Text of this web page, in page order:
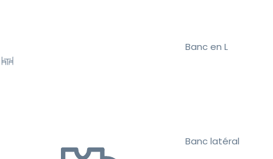
Banc en L
Banc latéral